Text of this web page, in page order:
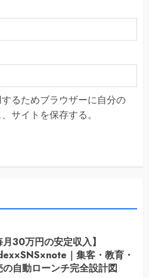
るためブラウザーに自分の
サイトを保存する。
月30万円の安定収入】
｜集客・教育・
の自動ローンチ完全設計図